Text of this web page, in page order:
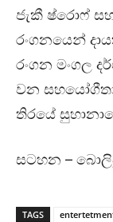
ජැකී ෂ්රොෆ්
රංගනයෙන්
රංගන මංගල
වන
තිරයේ
සටහන –
TAGS